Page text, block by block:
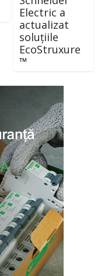
Electric a
actualizat
soluțiile
EcoStruxure
™